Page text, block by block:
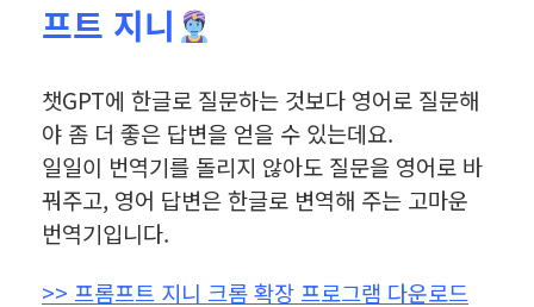
프트 지니
챗GPT에 한글로 질문하는 것보다 영어로 질문해
야 좀 더 좋은 답변을 얻을 수 있는데요.
일일이 번역기를 돌리지 않아도 질문을 영어로 바
꿔주고, 영어 답변은 한글로 변역해 주는 고마운
번역기입니다.
>> 프롬프트 지니 크롬 확장 프로그램 다운로드